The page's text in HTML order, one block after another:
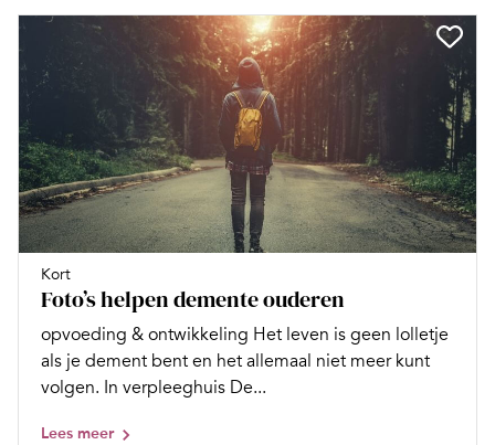
Kort
Foto’s helpen demente ouderen
opvoeding & ontwikkeling Het leven is geen lolletje
als je dement bent en het allemaal niet meer kunt
volgen. In verpleeghuis De...
Lees meer